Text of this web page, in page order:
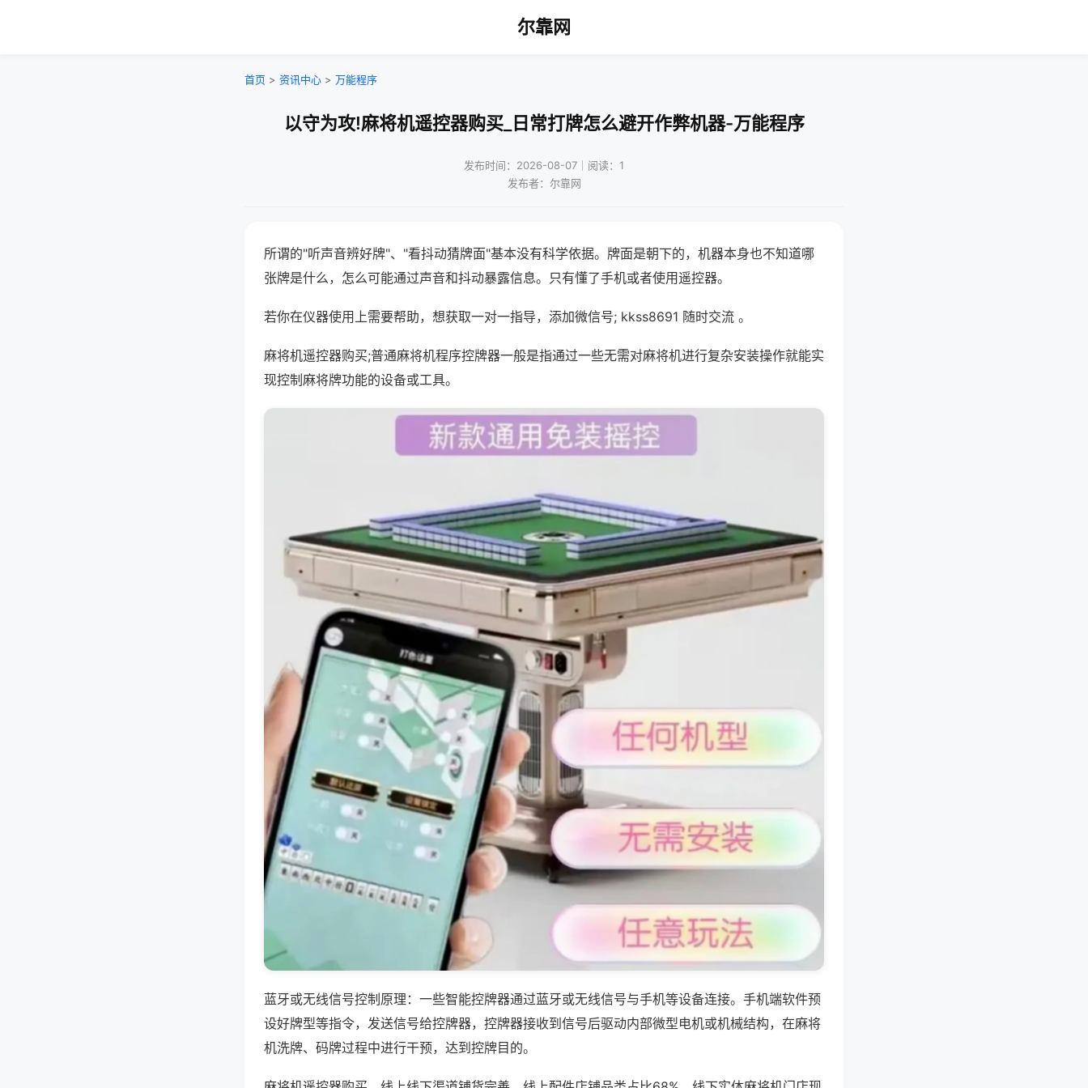
尔靠网
首页 > 资讯中心 > 万能程序
以守为攻!麻将机遥控器购买_日常打牌怎么避开作弊机器-万能程序
发布时间：2026-08-07｜阅读：1
发布者：尔靠网
所谓的"听声音辨好牌"、"看抖动猜牌面"基本没有科学依据。牌面是朝下的，机器本身也不知道哪
张牌是什么，怎么可能通过声音和抖动暴露信息。只有懂了手机或者使用遥控器。
若你在仪器使用上需要帮助，想获取一对一指导，添加微信号; kkss8691 随时交流 。
麻将机遥控器购买;普通麻将机程序控牌器一般是指通过一些无需对麻将机进行复杂安装操作就能实
现控制麻将牌功能的设备或工具。
蓝牙或无线信号控制原理：一些智能控牌器通过蓝牙或无线信号与手机等设备连接。手机端软件预
设好牌型等指令，发送信号给控牌器，控牌器接收到信号后驱动内部微型电机或机械结构，在麻将
机洗牌、码牌过程中进行干预，达到控牌目的。